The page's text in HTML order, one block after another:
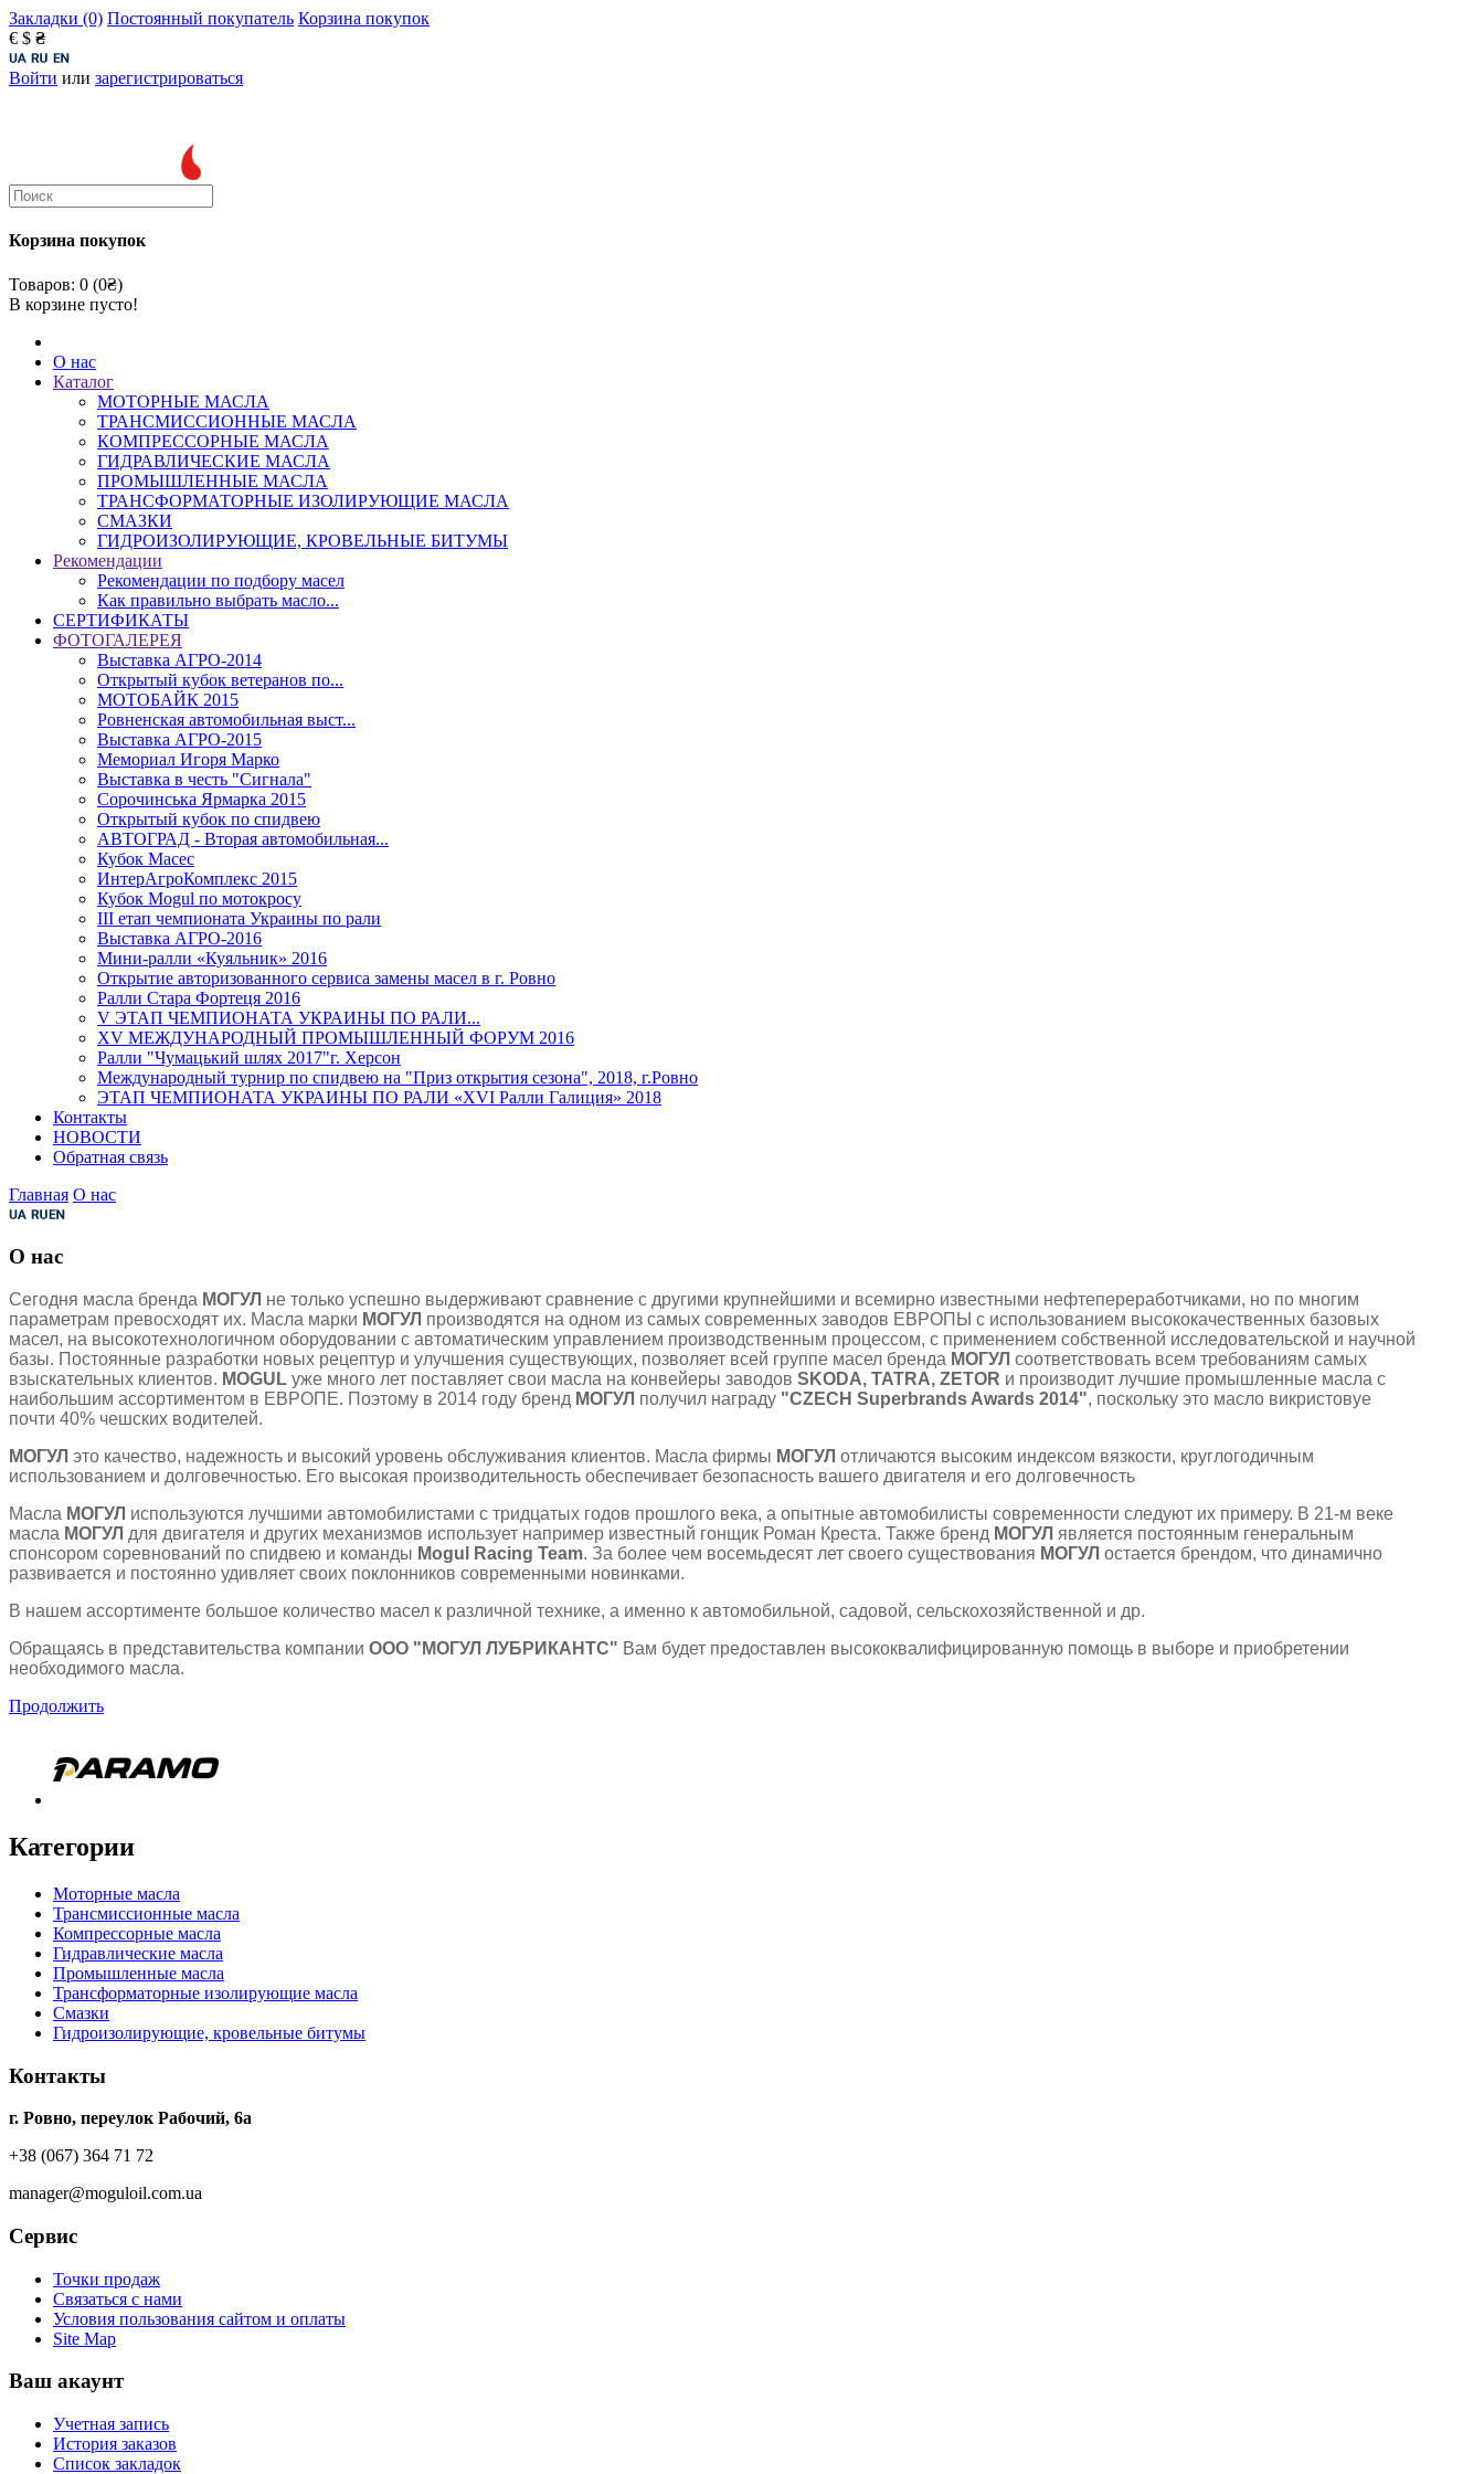
Закладки (0) Постоянный покупатель Корзина покупок
€ $ ₴
Войти или зарегистрироваться
Корзина покупок
Товаров: 0 (0₴)
В корзине пусто!
О нас
Каталог
МОТОРНЫЕ МАСЛА
ТРАНСМИССИОННЫЕ МАСЛА
КОМПРЕССОРНЫЕ МАСЛА
ГИДРАВЛИЧЕСКИЕ МАСЛА
ПРОМЫШЛЕННЫЕ МАСЛА
ТРАНСФОРМАТОРНЫЕ ИЗОЛИРУЮЩИЕ МАСЛА
СМАЗКИ
ГИДРОИЗОЛИРУЮЩИЕ, КРОВЕЛЬНЫЕ БИТУМЫ
Рекомендации
Рекомендации по подбору масел
Как правильно выбрать масло...
СЕРТИФИКАТЫ
ФОТОГАЛЕРЕЯ
Выставка АГРО-2014
Открытый кубок ветеранов по...
МОТОБАЙК 2015
Ровненская автомобильная выст...
Выставка АГРО-2015
Мемориал Игоря Марко
Выставка в честь "Сигнала"
Сорочинська Ярмарка 2015
Открытый кубок по спидвею
АВТОГРАД - Вторая автомобильная...
Кубок Масес
ИнтерАгроКомплекс 2015
Кубок Mogul по мотокросу
ІІІ етап чемпионата Украины по рали
Выставка АГРО-2016
Мини-ралли «Куяльник» 2016
Открытие авторизованного сервиса замены масел в г. Ровно
Ралли Стара Фортеця 2016
V ЭТАП ЧЕМПИОНАТА УКРАИНЫ ПО РАЛИ...
XV МЕЖДУНАРОДНЫЙ ПРОМЫШЛЕННЫЙ ФОРУМ 2016
Ралли "Чумацький шлях 2017"г. Херсон
Международный турнир по спидвею на "Приз открытия сезона", 2018, г.Ровно
ЭТАП ЧЕМПИОНАТА УКРАИНЫ ПО РАЛИ «XVI Ралли Галиция» 2018
Контакты
НОВОСТИ
Обратная связь
Главная О нас
О нас
Сегодня масла бренда МОГУЛ не только успешно выдерживают сравнение с другими крупнейшими и всемирно известными нефтепереработчиками, но по многим
параметрам превосходят их. Масла марки МОГУЛ производятся на одном из самых современных заводов ЕВРОПЫ с использованием высококачественных базовых
масел, на высокотехнологичном оборудовании с автоматическим управлением производственным процессом, с применением собственной исследовательской и научной
базы. Постоянные разработки новых рецептур и улучшения существующих, позволяет всей группе масел бренда МОГУЛ соответствовать всем требованиям самых
взыскательных клиентов. MOGUL уже много лет поставляет свои масла на конвейеры заводов SKODA, TATRA, ZETOR и производит лучшие промышленные масла с
наибольшим ассортиментом в ЕВРОПЕ. Поэтому в 2014 году бренд МОГУЛ получил награду "CZECH Superbrands Awards 2014", поскольку это масло викристовуе
почти 40% чешских водителей.
МОГУЛ это качество, надежность и высокий уровень обслуживания клиентов. Масла фирмы МОГУЛ отличаются высоким индексом вязкости, круглогодичным
использованием и долговечностью. Его высокая производительность обеспечивает безопасность вашего двигателя и его долговечность
Масла МОГУЛ используются лучшими автомобилистами с тридцатых годов прошлого века, а опытные автомобилисты современности следуют их примеру. В 21-м веке
масла МОГУЛ для двигателя и других механизмов использует например известный гонщик Роман Креста. Также бренд МОГУЛ является постоянным генеральным
спонсором соревнований по спидвею и команды Mogul Racing Team. За более чем восемьдесят лет своего существования МОГУЛ остается брендом, что динамично
развивается и постоянно удивляет своих поклонников современными новинками.
В нашем ассортименте большое количество масел к различной технике, а именно к автомобильной, садовой, сельскохозяйственной и др.
Обращаясь в представительства компании ООО "МОГУЛ ЛУБРИКАНТС" Вам будет предоставлен высококвалифицированную помощь в выборе и приобретении
необходимого масла.
Продолжить
Категории
Моторные масла
Трансмиссионные масла
Компрессорные масла
Гидравлические масла
Промышленные масла
Трансформаторные изолирующие масла
Смазки
Гидроизолирующие, кровельные битумы
Контакты
г. Ровно, переулок Рабочий, 6а
+38 (067) 364 71 72
manager@moguloil.com.ua
Сервис
Точки продаж
Связаться с нами
Условия пользования сайтом и оплаты
Site Map
Ваш акаунт
Учетная запись
История заказов
Список закладок